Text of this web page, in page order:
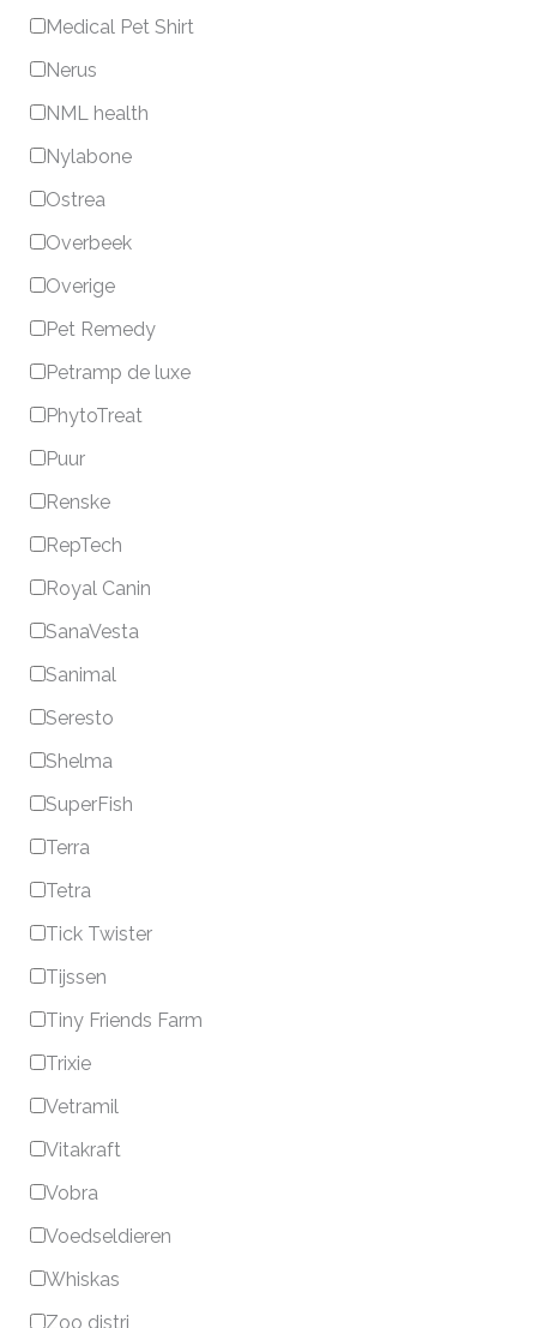
Medical Pet Shirt
Nerus
NML health
Nylabone
Ostrea
Overbeek
Overige
Pet Remedy
Petramp de luxe
PhytoTreat
Puur
Renske
RepTech
Royal Canin
SanaVesta
Sanimal
Seresto
Shelma
SuperFish
Terra
Tetra
Tick Twister
Tijssen
Tiny Friends Farm
Trixie
Vetramil
Vitakraft
Vobra
Voedseldieren
Whiskas
Zoo distri